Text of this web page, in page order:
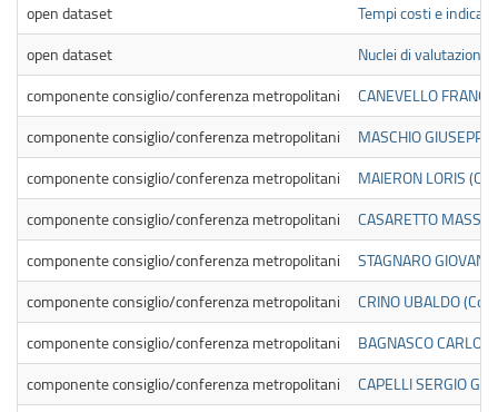
open dataset
Tempi costi e
open dataset
Nuclei di
componente consiglio/conferenza metropolitani
CANEVELLO
componente consiglio/conferenza metropolitani
MASCHIO
componente consiglio/conferenza metropolitani
MAIERON LORIS
componente consiglio/conferenza metropolitani
CASARETTO
componente consiglio/conferenza metropolitani
STAGNARO
componente consiglio/conferenza metropolitani
CRINO UBALDO
componente consiglio/conferenza metropolitani
BAGNASCO
componente consiglio/conferenza metropolitani
CAPELLI SERGIO